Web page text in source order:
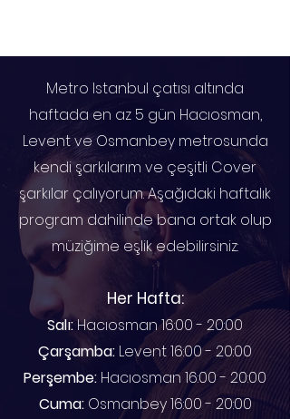
Metro Istanbul çatısı altında
haftada en az 5 gün Hacıosman,
Levent ve Osmanbey metrosunda
kendi şarkılarım ve çeşitli Cover
şarkılar çalıyorum. Aşağıdaki haftalık
program dahilinde bana ortak olup
müziğime eşlik edebilirsiniz:
Her Hafta:
Salı:Hacıosman 16:00 - 20:00
Çarşamba: Levent 16:00 - 20:00
Perşembe: Hacıosman 16:00 - 20:00
Cuma: Osmanbey 16:00 - 20:00